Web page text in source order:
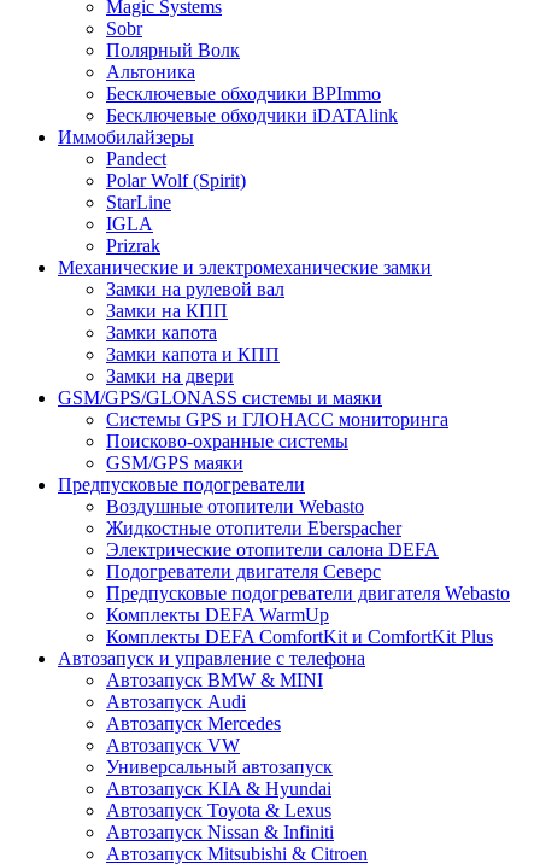
Magic Systems
Sobr
Полярный Волк
Альтоника
Бесключевые обходчики BPImmo
Бесключевые обходчики iDATAlink
Иммобилайзеры
Pandect
Polar Wolf (Spirit)
StarLine
IGLA
Prizrak
Механические и электромеханические замки
Замки на рулевой вал
Замки на КПП
Замки капота
Замки капота и КПП
Замки на двери
GSM/GPS/GLONASS системы и маяки
Системы GPS и ГЛОНАСС мониторинга
Поисково-охранные системы
GSM/GPS маяки
Предпусковые подогреватели
Воздушные отопители Webasto
Жидкостные отопители Eberspacher
Электрические отопители салона DEFA
Подогреватели двигателя Северс
Предпусковые подогреватели двигателя Webasto
Комплекты DEFA WarmUp
Комплекты DEFA ComfortKit и ComfortKit Plus
Автозапуск и управление с телефона
Автозапуск BMW & MINI
Автозапуск Audi
Автозапуск Mercedes
Автозапуск VW
Универсальный автозапуск
Автозапуск KIA & Hyundai
Автозапуск Toyota & Lexus
Автозапуск Nissan & Infiniti
Автозапуск Mitsubishi & Citroen